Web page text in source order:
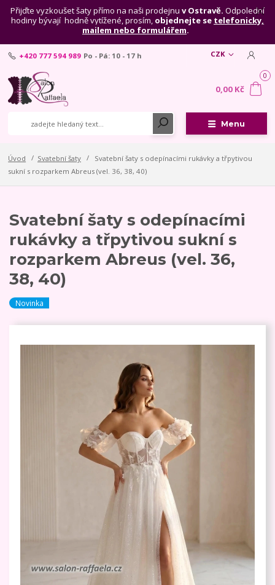
Přijďte vyzkoušet šaty přímo na naši prodejnu v Ostravě. Odpolední
hodiny bývají hodně vytížené, prosím, objednejte se telefonicky,
mailem nebo formulářem.
Menu
CZK
+420 777 594 989 Po - Pá: 10 - 17 h
0
0,00 Kč
Úvod Svatební šaty
Svatební šaty s odepínacími rukávky a třpytivou
sukní s rozparkem Abreus (vel. 36, 38, 40)
Svatební šaty s odepínacími
rukávky a třpytivou sukní s
rozparkem Abreus (vel. 36,
38, 40)
Novinka